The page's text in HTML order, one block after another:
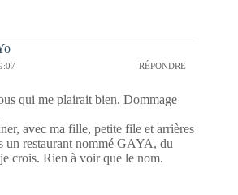
RÉPONDRE
qui me plairait bien. Dommage
avec ma fille, petite file et arrières
un restaurant nommé GAYA, du
crois. Rien à voir que le nom.